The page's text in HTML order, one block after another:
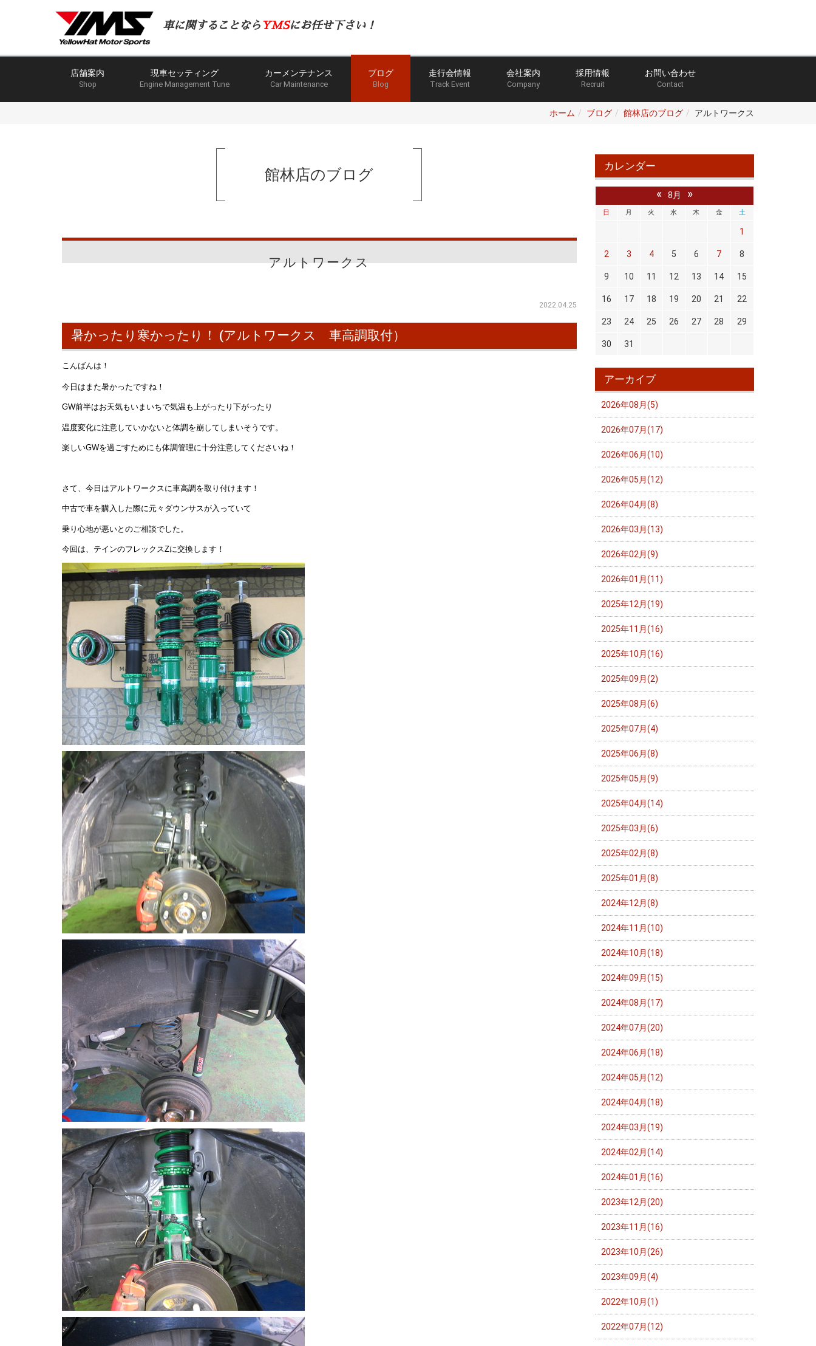
車に関することなら YMSにお任せ下さい！
店舗案内
Shop
現車セッティング
Engine Management Tune
カーメンテナンス
Car Maintenance
ブログ
Blog
走行会情報
Track Event
会社案内
Company
採用情報
Recruit
お問い合わせ
Contact
ホーム ブログ 館林店のブログ アルトワークス
館林店のブログ
アルトワークス
2022.04.25
暑かったり寒かったり！ (アルトワークス 車高調取付）
こんばんは！
今日はまた暑かったですね！
GW前半はお天気もいまいちで気温も上がったり下がったり
温度変化に注意していかないと体調を崩してしまいそうです。
楽しいGWを過ごすためにも体調管理に十分注意してくださいね！
さて、今日はアルトワークスに車高調を取り付けます！
中古で車を購入した際に元々ダウンサスが入っていて
乗り心地が悪いとのご相談でした。
今回は、テインのフレックスZに交換します！
カレンダー
« 8月 »
日 月 火 水 木 金 土
1
2 3 4 5 6 7 8
9 10 11 12 13 14 15
16 17 18 19 20 21 22
23 24 25 26 27 28 29
30 31
アーカイブ
2026年08月(5)
2026年07月(17)
2026年06月(10)
2026年05月(12)
2026年04月(8)
2026年03月(13)
2026年02月(9)
2026年01月(11)
2025年12月(19)
2025年11月(16)
2025年10月(16)
2025年09月(2)
2025年08月(6)
2025年07月(4)
2025年06月(8)
2025年05月(9)
2025年04月(14)
2025年03月(6)
2025年02月(8)
2025年01月(8)
2024年12月(8)
2024年11月(10)
2024年10月(18)
2024年09月(15)
2024年08月(17)
2024年07月(20)
2024年06月(18)
2024年05月(12)
2024年04月(18)
2024年03月(19)
2024年02月(14)
2024年01月(16)
2023年12月(20)
2023年11月(16)
2023年10月(26)
2023年09月(4)
2022年10月(1)
2022年07月(12)